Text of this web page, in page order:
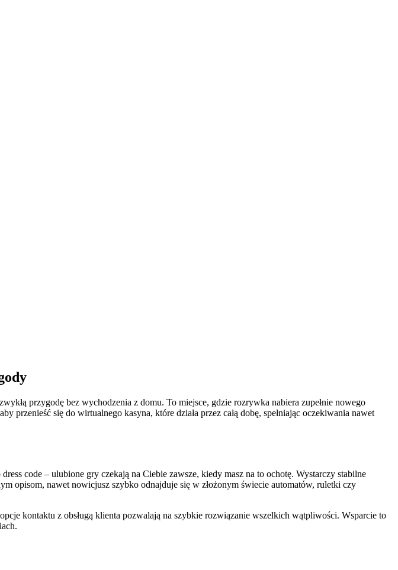
przygodę bez wychodzenia z domu. To miejsce, gdzie rozrywka nabiera zupełnie nowego
się do wirtualnego kasyna, które działa przez całą dobę, spełniając oczekiwania nawet
code – ulubione gry czekają na Ciebie zawsze, kiedy masz na to ochotę. Wystarczy stabilne
opisom, nawet nowicjusz szybko odnajduje się w złożonym świecie automatów, ruletki czy
kontaktu z obsługą klienta pozwalają na szybkie rozwiązanie wszelkich wątpliwości. Wsparcie to